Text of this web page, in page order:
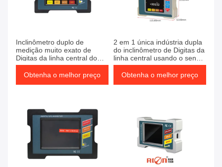
Inclinômetro duplo de
medição muito exato de
Digitas da linha central do
peso leve de RION DMI825
para a detecção da
Obtenha o melhor preço
2 em 1 única indústria dupla
do inclinômetro de Digitas da
linha central usando o sensor
da inclinação do milímetro
Obtenha o melhor preço